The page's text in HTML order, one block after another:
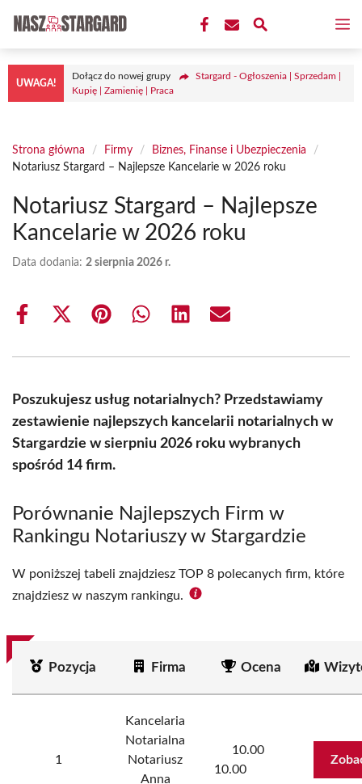
treści
UWAGA!
Dołącz do nowej grupy
Stargard - Ogłoszenia | Sprzedam |
Kupię | Zamienię | Praca
Strona główna / Firmy / Biznes, Finanse i Ubezpieczenia
/
Notariusz Stargard – Najlepsze Kancelarie w 2026 roku
Notariusz Stargard – Najlepsze
Kancelarie w 2026 roku
Data dodania: 2 sierpnia 2026 r.
Share
Share
(Twitter)
Share Share Share Share
Poszukujesz usług notarialnych? Przedstawiamy
zestawienie najlepszych kancelarii notarialnych w
Stargardzie w sierpniu 2026 roku wybranych
spośród 14 firm.
Porównanie Najlepszych Firm w
Rankingu Notariuszy w Stargardzie
W poniższej tabeli znajdziesz TOP 8 polecanych firm, które
znajdziesz w naszym rankingu.
Pozycja Firma Ocena
1
Kancelaria
Notarialna
Notariusz
Anna
10.00
10.00